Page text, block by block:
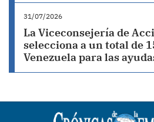
31/07/2026
La Viceconsejería de
selecciona a un total de
Venezuela para las